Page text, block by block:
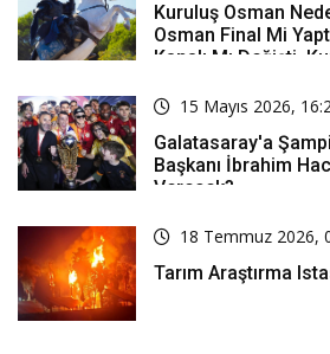
Kuruluş Osman
Osman Final Mi
Kanalı Mı Değişti,
15 Mayıs 2026,
Galatasaray'a
Başkanı İbrahim
Verecek?
18 Temmuz 2026,
Tarım Araştırma